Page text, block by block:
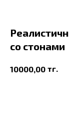
со стонами
10000,00 тг.